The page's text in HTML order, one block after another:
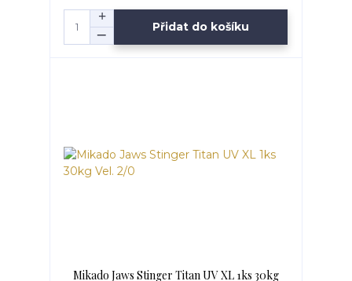
Přidat do košíku
Mikado Jaws Stinger Titan UV XL 1ks 30kg